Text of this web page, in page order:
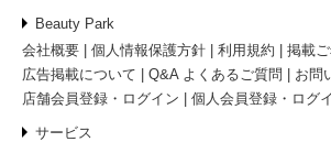
Beauty Park
会社概要
個人情報保護方針 利用規約
掲載
広告掲載について
Q&A よくあるご質問
お問
店舗会員登録・ログイン
個人会員登録・ログ
サービス